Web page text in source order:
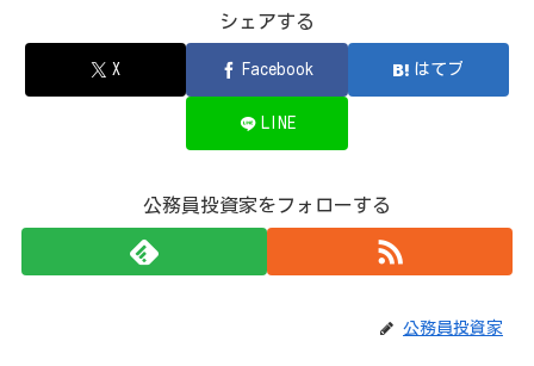
シェアする
X Facebook はてブ
LINE
公務員投資家をフォローする
公務員投資家